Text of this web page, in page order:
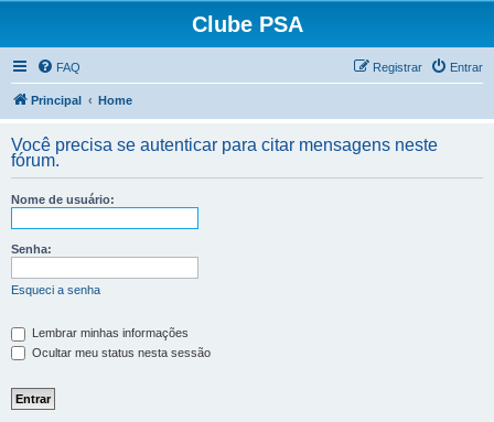
Clube PSA
FAQ Entrar
Registrar
Principal Home
Você precisa se autenticar para citar mensagens neste
fórum.
Nome de usuário:
Senha:
Esqueci a senha
Lembrar minhas informações
Ocultar meu status nesta sessão